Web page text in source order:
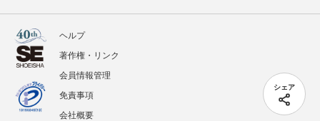
シェア
ヘルプ
著作権・リンク
会員情報管理
免責事項
会社概要